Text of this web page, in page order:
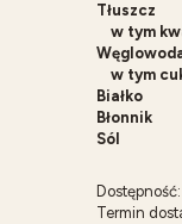
Tłuszcz
w tym
w tym
Białko
Błonnik
Sól
Dostępność:
Termin